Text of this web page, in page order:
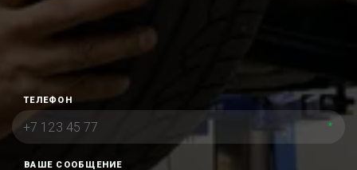
ТЕЛЕФОН
*
ВАШЕ СООБЩЕНИЕ